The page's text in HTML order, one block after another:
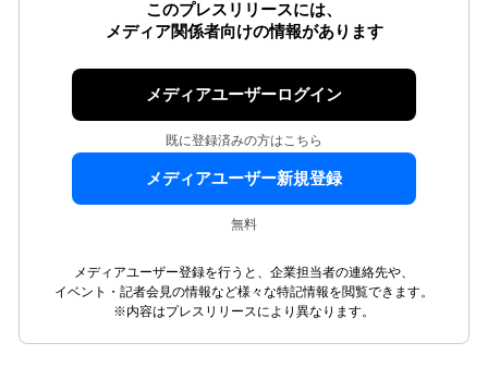
このプレスリリースには、
メディア関係者向けの情報があります
メディアユーザーログイン
既に登録済みの方はこちら
メディアユーザー新規登録
無料
メディアユーザー登録を行うと、企業担当者の連絡先や、
イベント・記者会見の情報など様々な特記情報を閲覧できます。
※内容はプレスリリースにより異なります。